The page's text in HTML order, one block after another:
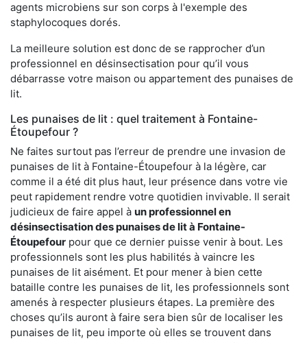
agents microbiens sur son corps à l'exemple des
staphylocoques dorés.
La meilleure solution est donc de se rapprocher d’un
professionnel en désinsectisation pour qu’il vous
débarrasse votre maison ou appartement des punaises de
lit.
Les punaises de lit : quel traitement à Fontaine-
Étoupefour ?
Ne faites surtout pas l’erreur de prendre une invasion de
punaises de lit à Fontaine-Étoupefour à la légère, car
comme il a été dit plus haut, leur présence dans votre vie
peut rapidement rendre votre quotidien invivable. Il serait
judicieux de faire appel à un professionnel en
désinsectisation des punaises de lit à Fontaine-
Étoupefour pour que ce dernier puisse venir à bout. Les
professionnels sont les plus habilités à vaincre les
punaises de lit aisément. Et pour mener à bien cette
bataille contre les punaises de lit, les professionnels sont
amenés à respecter plusieurs étapes. La première des
choses qu’ils auront à faire sera bien sûr de localiser les
punaises de lit, peu importe où elles se trouvent dans